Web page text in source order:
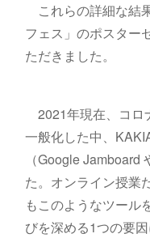
これらの詳細な結
フェス」のポスター
ただきました。
2021年現在、コロ
一般化した中、
（Google
た。オンライン授業
もこのようなツール
びを深める1つの要因